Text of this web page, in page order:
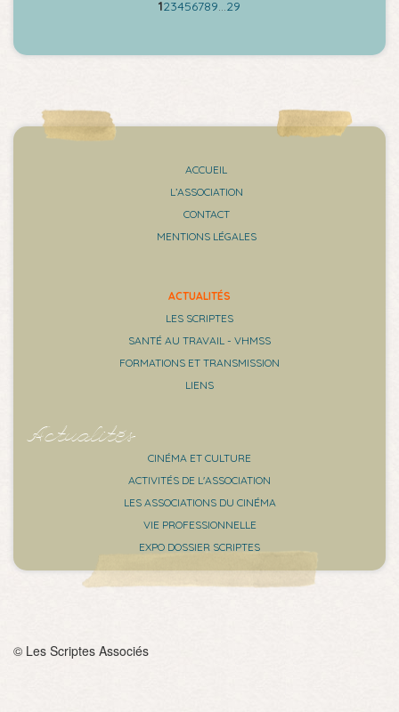
123456789 29
ACCUEIL
L’ASSOCIATION
CONTACT
MENTIONS LÉGALES
ACTUALITÉS
LES SCRIPTES
SANTÉ AU TRAVAIL - VHMSS
FORMATIONS ET TRANSMISSION
LIENS
Actualités
CINÉMA ET CULTURE
ACTIVITÉS DE L'ASSOCIATION
LES ASSOCIATIONS DU CINÉMA
VIE PROFESSIONNELLE
EXPO DOSSIER SCRIPTES
© Les Scriptes Associés